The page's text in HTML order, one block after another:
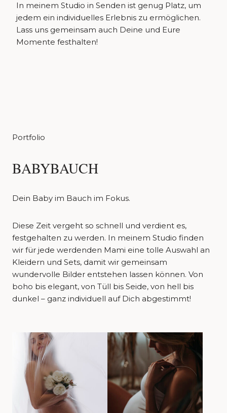
In meinem Studio in Senden ist genug Platz, um
jedem ein individuelles Erlebnis zu ermöglichen.
Lass uns gemeinsam auch Deine und Eure
Momente festhalten!
Portfolio
BABYBAUCH
Dein Baby im Bauch im Fokus.
Diese Zeit vergeht so schnell und verdient es,
festgehalten zu werden. In meinem Studio finden
wir für jede werdenden Mami eine tolle Auswahl an
Kleidern und Sets, damit wir gemeinsam
wundervolle Bilder entstehen lassen können. Von
boho bis elegant, von Tüll bis Seide, von hell bis
dunkel – ganz individuell auf Dich abgestimmt!